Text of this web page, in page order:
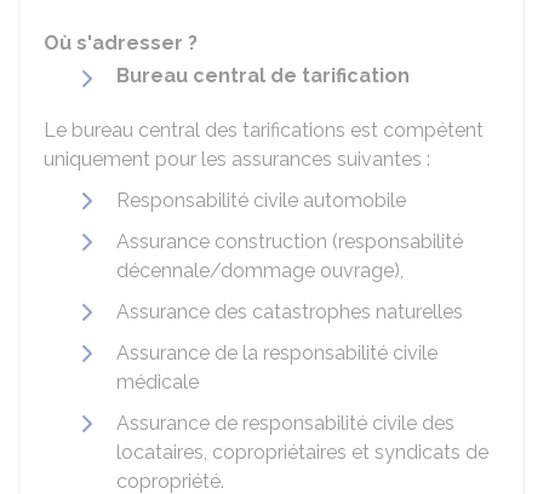
Où s'adresser ?
Bureau central de tarification
Le bureau central des tarifications est compétent
uniquement pour les assurances suivantes :
Responsabilité civile automobile
Assurance construction (responsabilité
décennale/dommage ouvrage),
Assurance des catastrophes naturelles
Assurance de la responsabilité civile
médicale
Assurance de responsabilité civile des
locataires, copropriétaires et syndicats de
copropriété.